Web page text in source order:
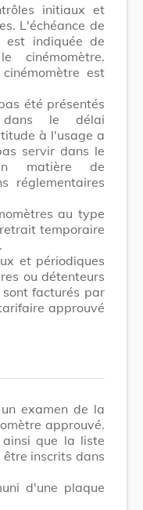
initiaux et
L'échéance de
est indiquée de
cinémomètre.
est
été présentés
dans le délai
à l'usage a
servir dans le
matière de
réglementaires
au type
temporaire
et périodiques
ou détenteurs
facturés par
approuvé
examen de la
approuvé.
que la liste
inscrits dans
d'une plaque